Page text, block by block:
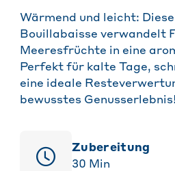
Wärmend und leicht:
Bouillabaisse verwandelt
Meeresfrüchte in eine
Perfekt für kalte Tage,
eine ideale
bewusstes Genusserlebnis!
Zubereitung
30 Min